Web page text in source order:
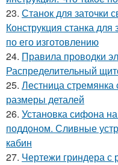
23. Станок для заточки
Конструкция станка
по его изготовлению
24. Правила проводки
Распределительный
25. Лестница
размеры деталей
26. Установка сифона
поддоном. Сливные
кабин
27. Чертежи гриндера